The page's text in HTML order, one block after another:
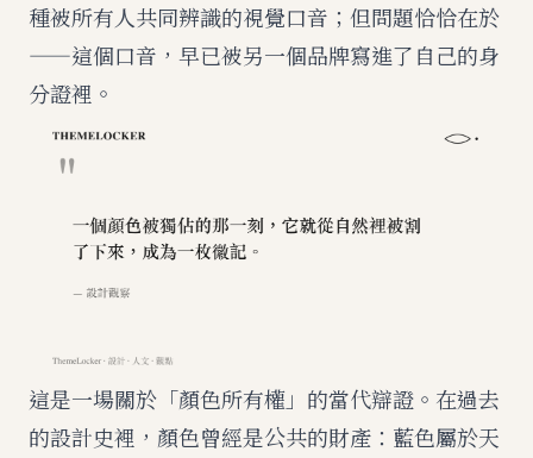
種被所有人共同辨識的視覺口音；但問題恰恰在於
——這個口音，早已被另一個品牌寫進了自己的身
分證裡。
這是一場關於「顏色所有權」的當代辯證。在過去
的設計史裡，顏色曾經是公共的財產：藍色屬於天